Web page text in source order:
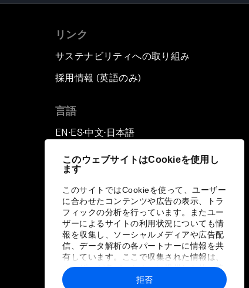
このウェブサイトはCookieを使用し
ます
このサイトではCookieを使って、ユーザー
に合わせたコンテンツや広告の表示、トラ
フィックの分析を行っています。またユー
ザーによるサイトの利用状況についても情
報を収集し、ソーシャルメディアや広告配
信、データ解析の各パートナーに情報を共
有しています。ここで収集された情報は、
ユーザーが各パートナーに提供した他の情
報や各パートナーのサービスを使用した際
拒否
リンク
サステナビリティへの取り組み
採用情報 (英語のみ)
言語
EN ▪ES▪中文▪ 日本語